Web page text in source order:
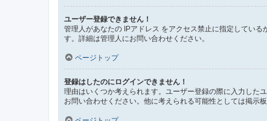
ユーザー登録できません！
管理人があなたの IPアドレス をアクセス禁止に指定してい
す。詳細は管理人にお問い合わせください。
ページトップ
登録はしたのにログインできません！
理由はいくつか考えられます。ユーザー登録の際に入力した
お問い合わせください。他に考えられる可能性としては掲示